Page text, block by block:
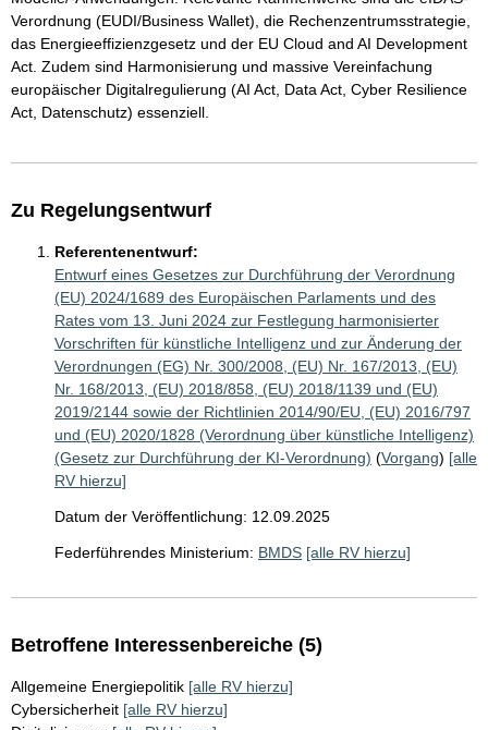
Verordnung (EUDI/Business Wallet), die Rechenzentrumsstrategie,
das Energieeffizienzgesetz und der EU Cloud and AI Development
Act. Zudem sind Harmonisierung und massive Vereinfachung
europäischer Digitalregulierung (AI Act, Data Act, Cyber Resilience
Act, Datenschutz) essenziell.
Zu Regelungsentwurf
Referentenentwurf:
Entwurf eines Gesetzes zur Durchführung der Verordnung
(EU) 2024/1689 des Europäischen Parlaments und des
Rates vom 13. Juni 2024 zur Festlegung harmonisierter
Vorschriften für künstliche Intelligenz und zur Änderung der
Verordnungen (EG) Nr. 300/2008, (EU) Nr. 167/2013, (EU)
Nr. 168/2013, (EU) 2018/858, (EU) 2018/1139 und (EU)
2019/2144 sowie der Richtlinien 2014/90/EU, (EU) 2016/797
und (EU) 2020/1828 (Verordnung über künstliche Intelligenz)
(Gesetz zur Durchführung der KI-Verordnung) (Vorgang) [alle
RV hierzu]
Datum der Veröffentlichung: 12.09.2025
Federführendes Ministerium: BMDS [alle RV hierzu]
Betroffene Interessenbereiche (5)
Allgemeine Energiepolitik [alle RV hierzu]
Cybersicherheit [alle RV hierzu]